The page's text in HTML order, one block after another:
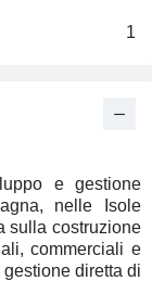
1
e gestione
nelle Isole
sulla costruzione
commerciali e
diretta di